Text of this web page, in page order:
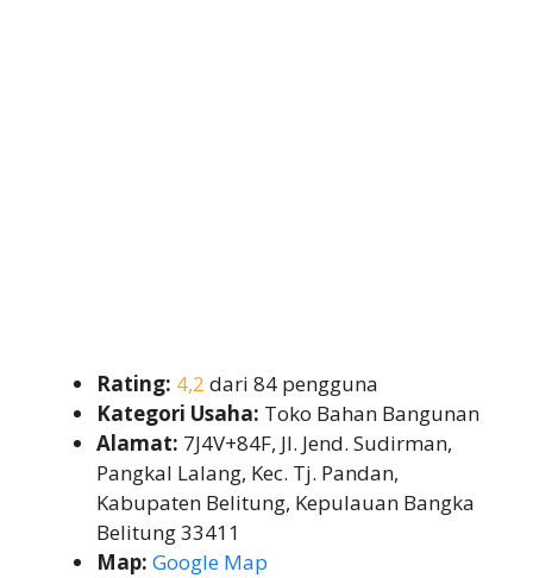
Rating: 4,2 dari 84 pengguna
Kategori Usaha: Toko Bahan Bangunan
Alamat: 7J4V+84F, Jl. Jend. Sudirman,
Pangkal Lalang, Kec. Tj. Pandan,
Kabupaten Belitung, Kepulauan Bangka
Belitung 33411
Map: Google Map